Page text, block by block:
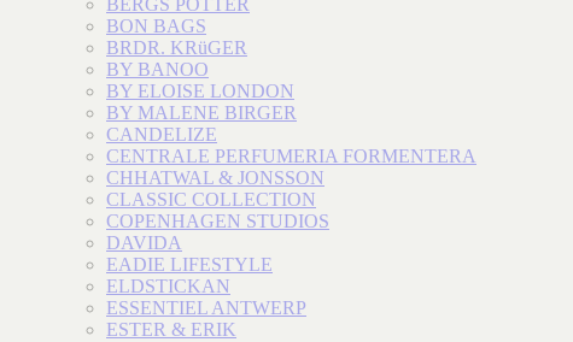
BERGS POTTER
BON BAGS
BRDR. KRüGER
BY BANOO
BY ELOISE LONDON
BY MALENE BIRGER
CANDELIZE
CENTRALE PERFUMERIA FORMENTERA
CHHATWAL & JONSSON
CLASSIC COLLECTION
COPENHAGEN STUDIOS
DAVIDA
EADIE LIFESTYLE
ELDSTICKAN
ESSENTIEL ANTWERP
ESTER & ERIK